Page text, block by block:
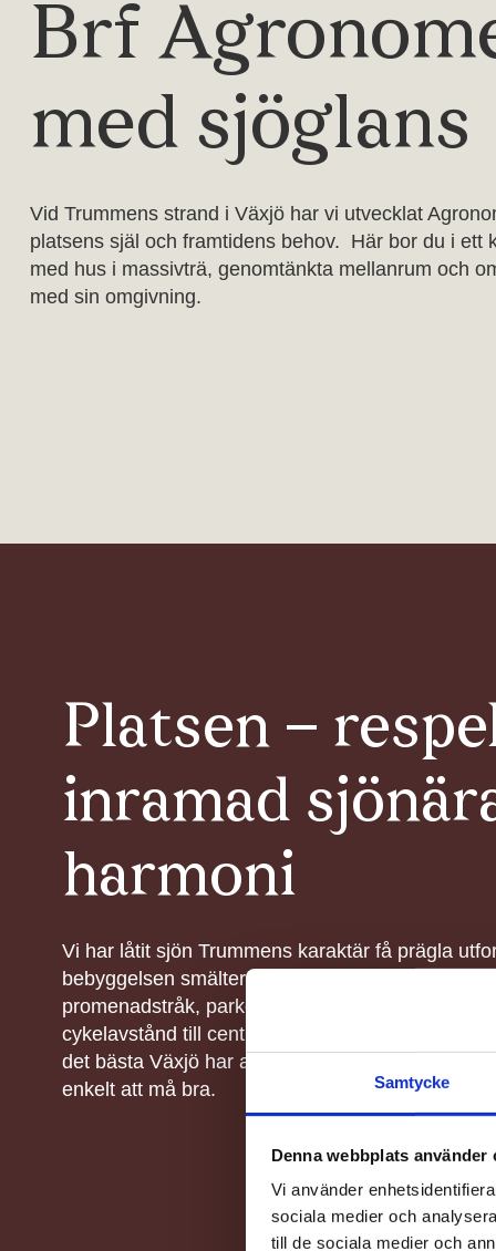
Samtycke
Denna webbplats använder
Vi använder
sociala medier och
till de sociala medier och
Brf
med sjöglans
Vid Trummens strand i Växjö har vi utvecklat
platsens själ och framtidens behov. Här bor du i ett
med hus i massivträ, genomtänkta mellanrum och
med sin omgivning.
Platsen –
inramad
harmoni
Vi har låtit sjön Trummens karaktär få prägla
bebyggelsen smälter in och förstärker
promenadstråk, parker och rekreation utanför
cykelavstånd till centrum och universitetet, får de
det bästa Växjö har att erbjuda. Ett vardagsliv i
enkelt att må bra.